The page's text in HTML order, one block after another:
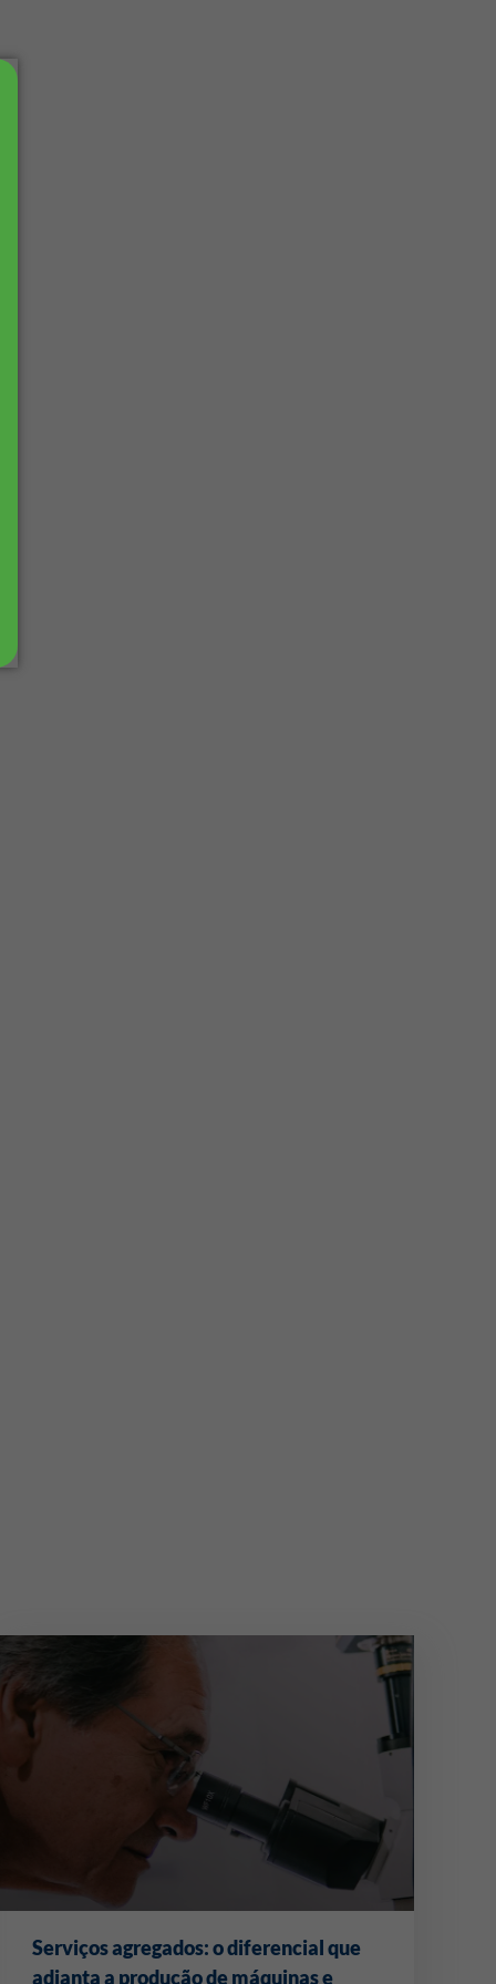
Serviços agregados: o diferencial que
adianta a produção de máquinas e